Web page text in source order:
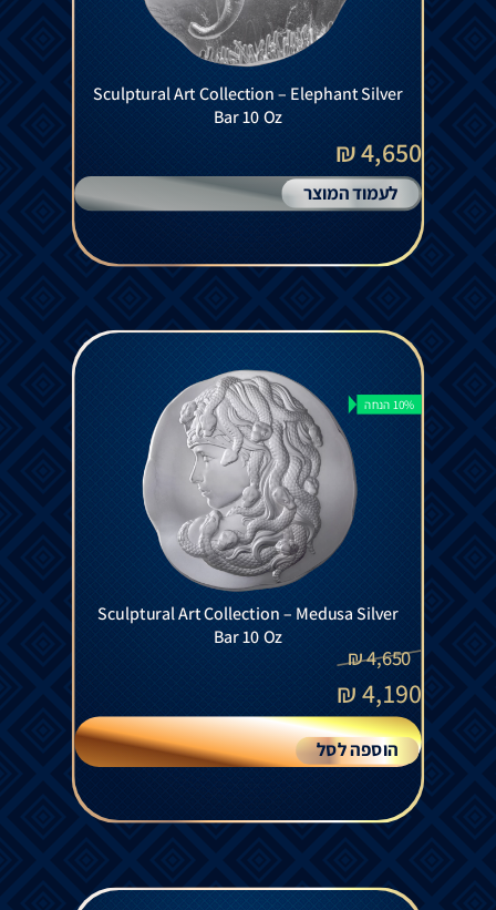
Sculptural Art Collection – Elephant Silver
Bar 10 Oz
4,650 ₪
לעמוד המוצר
10% הנחה
Sculptural Art Collection – Medusa Silver
Bar 10 Oz
4,650
₪
4,190
₪
הוספה לסל